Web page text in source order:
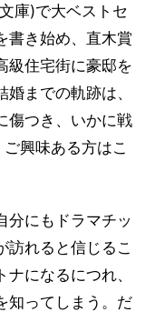
庫)で大ベストセ
書き始め、直木賞
級住宅街に豪邸を
までの軌跡は、
傷つき、いかに戦
興味ある方はこ
分にもドラマチッ
訪れると信じるこ
になるにつれ、
知ってしまう。だ